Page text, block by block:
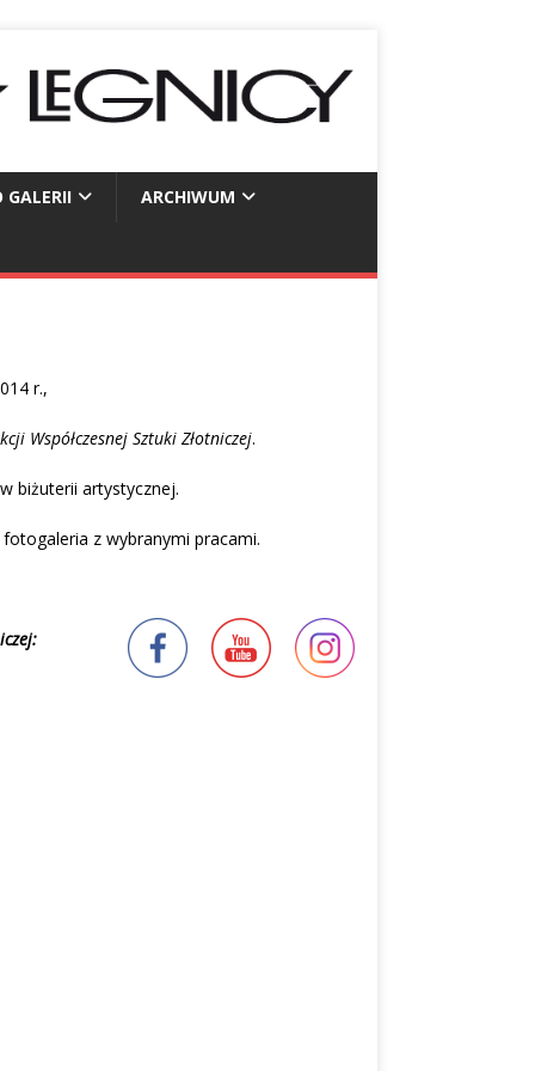
GALERII ARCHIWUM
r.,
Współczesnej Sztuki Złotniczej.
biżuterii artystycznej.
z wybranymi pracami.